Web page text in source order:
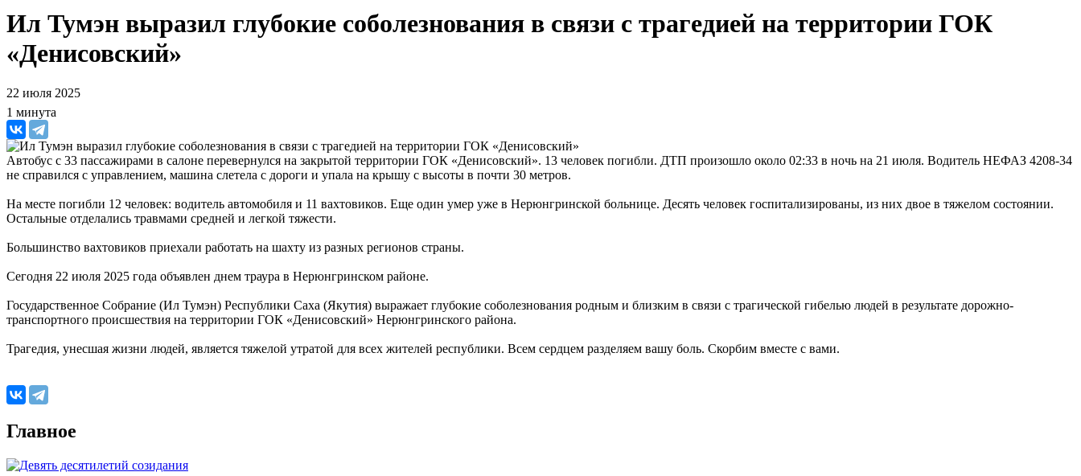
Ил Тумэн выразил глубокие соболезнования в связи с трагедией на территории ГОК
«Денисовский»
22 июля 2025
1 минута
Автобус с 33 пассажирами в салоне перевернулся на закрытой территории ГОК «Денисовский». 13 человек погибли. ДТП произошло около 02:33 в ночь на 21 июля. Водитель НЕФАЗ 4208-34
не справился с управлением, машина слетела с дороги и упала на крышу с высоты в почти 30 метров.
На месте погибли 12 человек: водитель автомобиля и 11 вахтовиков. Еще один умер уже в Нерюнгринской больнице. Десять человек госпитализированы, из них двое в тяжелом состоянии.
Остальные отделались травмами средней и легкой тяжести.
Большинство вахтовиков приехали работать на шахту из разных регионов страны.
Сегодня 22 июля 2025 года объявлен днем траура в Нерюнгринском районе.
Государственное Собрание (Ил Тумэн) Республики Саха (Якутия) выражает глубокие соболезнования родным и близким в связи с трагической гибелью людей в результате дорожно-
транспортного происшествия на территории ГОК «Денисовский» Нерюнгринского района.
Трагедия, унесшая жизни людей, является тяжелой утратой для всех жителей республики. Всем сердцем разделяем вашу боль. Скорбим вместе с вами.
Главное